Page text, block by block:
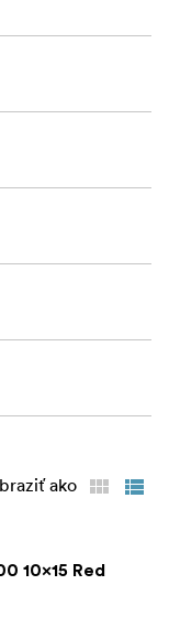
ako
10x15 Red